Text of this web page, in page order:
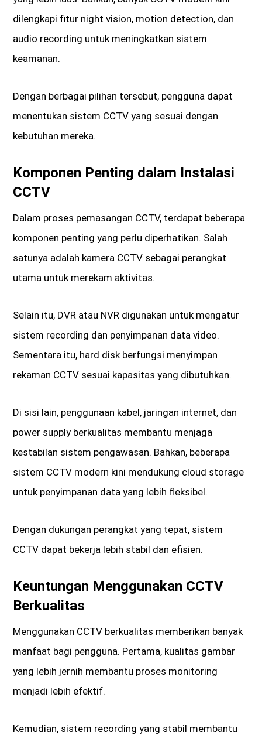
dilengkapi fitur night vision, motion detection, dan
audio recording untuk meningkatkan sistem
keamanan.
Dengan berbagai pilihan tersebut, pengguna dapat
menentukan sistem CCTV yang sesuai dengan
kebutuhan mereka.
Komponen Penting dalam Instalasi
CCTV
Dalam proses pemasangan CCTV, terdapat beberapa
komponen penting yang perlu diperhatikan. Salah
satunya adalah kamera CCTV sebagai perangkat
utama untuk merekam aktivitas.
Selain itu, DVR atau NVR digunakan untuk mengatur
sistem recording dan penyimpanan data video.
Sementara itu, hard disk berfungsi menyimpan
rekaman CCTV sesuai kapasitas yang dibutuhkan.
Di sisi lain, penggunaan kabel, jaringan internet, dan
power supply berkualitas membantu menjaga
kestabilan sistem pengawasan. Bahkan, beberapa
sistem CCTV modern kini mendukung cloud storage
untuk penyimpanan data yang lebih fleksibel.
Dengan dukungan perangkat yang tepat, sistem
CCTV dapat bekerja lebih stabil dan efisien.
Keuntungan Menggunakan CCTV
Berkualitas
Menggunakan CCTV berkualitas memberikan banyak
manfaat bagi pengguna. Pertama, kualitas gambar
yang lebih jernih membantu proses monitoring
menjadi lebih efektif.
Kemudian, sistem recording yang stabil membantu